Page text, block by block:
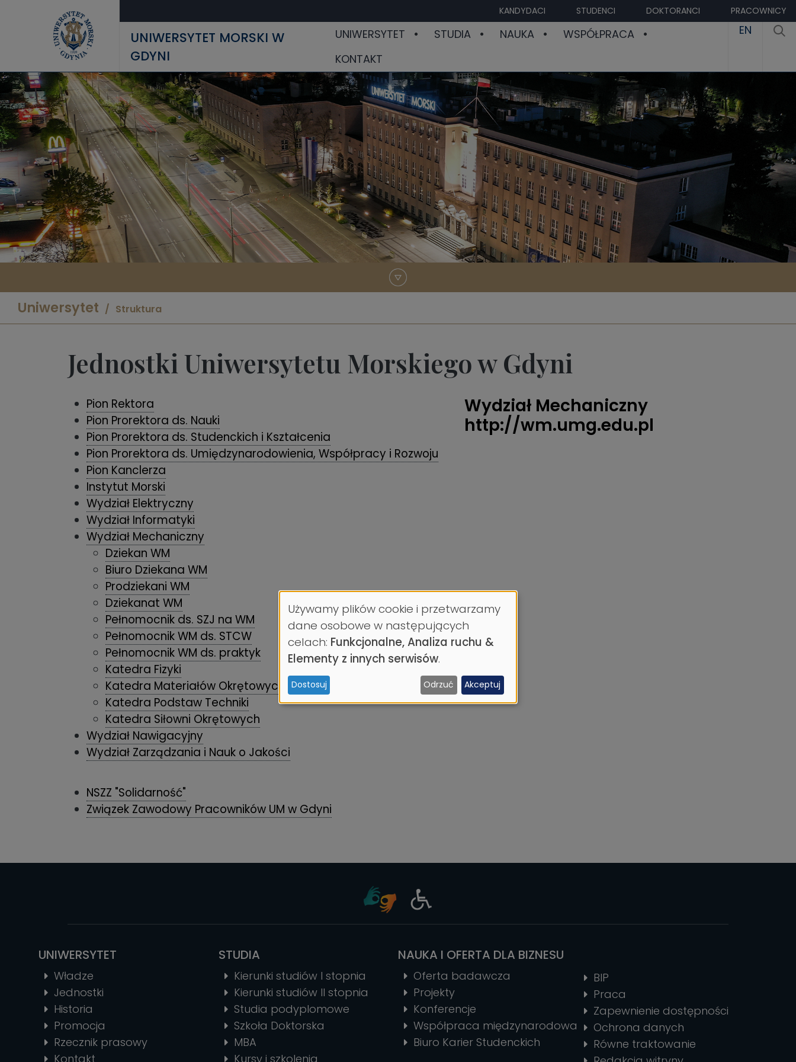
KANDYDACI STUDENCI DOKTORANCI PRACOWNICY
UNIWERSYTET MORSKI W
GDYNI
UNIWERSYTET STUDIA NAUKA
WSPÓŁPRACA
KONTAKT
EN
Uniwersytet Struktura
Jednostki Uniwersytetu Morskiego w Gdyni
Wydział Mechaniczny
http://wm.umg.edu.pl
Pion Rektora
Pion Prorektora ds. Nauki
Pion Prorektora ds. Studenckich i Kształcenia
Pion Prorektora ds. Umiędzynarodowienia, Współpracy i Rozwoju
Pion Kanclerza
Instytut Morski
Wydział Elektryczny
Wydział Informatyki
Wydział Mechaniczny
Dziekan WM
Biuro Dziekana WM
Prodziekani WM
Dziekanat WM
Pełnomocnik ds. SZJ na WM
Pełnomocnik WM ds. STCW
Pełnomocnik WM ds. praktyk
Katedra Fizyki
Katedra Materiałów Okrętowych i Technologii Remontów
Katedra Podstaw Techniki
Katedra Siłowni Okrętowych
Wydział Nawigacyjny
Wydział Zarządzania i Nauk o Jakości
NSZZ "Solidarność"
Związek Zawodowy Pracowników UM w Gdyni
UNIWERSYTET
Władze
Jednostki
Historia
Promocja
Rzecznik prasowy
Kontakt
STUDIA
Kierunki studiów I stopnia
Kierunki studiów II stopnia
Studia podyplomowe
Szkoła Doktorska
MBA
Kursy i szkolenia
NAUKA I OFERTA DLA BIZNESU
Oferta badawcza
Projekty
Konferencje
Współpraca międzynarodowa
Biuro Karier Studenckich
BIP
Praca
Zapewnienie dostępności
Ochrona danych
Równe traktowanie
Wykorzystanie
danych
osobowych
i
Używamy plików cookie i przetwarzamy
dane osobowe w następujących
celach: Funkcjonalne, Analiza ruchu &
Elementy z innych serwisów.
Dostosuj Odrzuć Akceptuj